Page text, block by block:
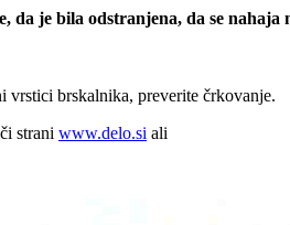
da je bila odstranjena, da se
vrstici brskalnika, preverite črkovanje.
strani www.delo.si ali